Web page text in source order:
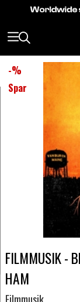
-%
Spar
FILMMUSIK -
HAM
Filmmusik